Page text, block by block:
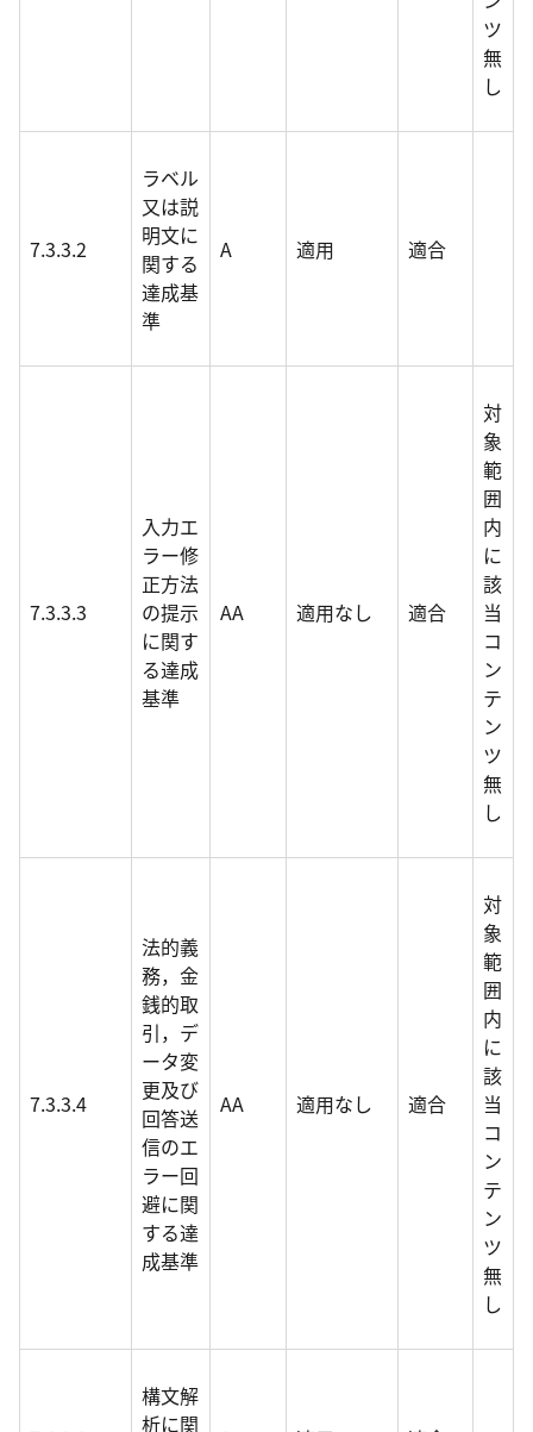
ツ
無
し
7.3.3.2
ラベル
又は説
明文に
関する
達成基
準
A 適用 適合
7.3.3.3
入力エ
ラー修
正方法
の提示
に関す
る達成
基準
AA 適用なし 適合
対
象
範
囲
内
に
該
当
コ
ン
テ
ン
ツ
無
し
7.3.3.4
法的義
務，金
銭的取
引，デ
ータ変
更及び
回答送
信のエ
ラー回
避に関
する達
成基準
AA 適用なし 適合
対
象
範
囲
内
に
該
当
コ
ン
テ
ン
ツ
無
し
構文解
析に関